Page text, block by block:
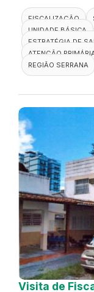
FISCALIZAÇÃO
UNIDADE BÁSICA
ESTRATÉGIA DE
ATENÇÃO
REGIÃO SERRANA
Visita de